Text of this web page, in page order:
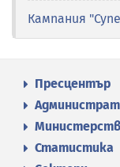
Кампания
Пресцентър
Статистика